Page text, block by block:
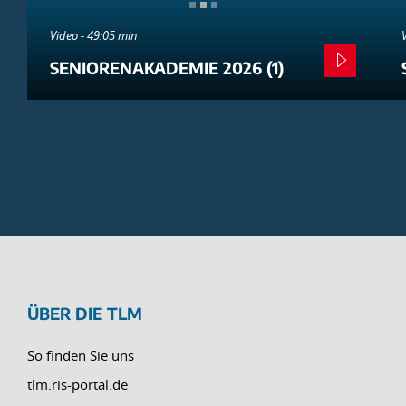
Video - 49:05 min
SENIORENAKADEMIE 2026 (1)
ÜBER DIE TLM
So finden Sie uns
tlm.ris-portal.de